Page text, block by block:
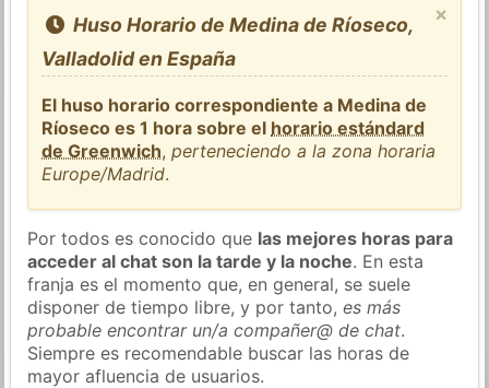
×
Huso Horario de Medina de Ríoseco,
Valladolid en España
El huso horario correspondiente a Medina de
Ríoseco es 1 hora sobre el horario estándard
de Greenwich,perteneciendo a la zona horaria
Europe/Madrid.
Por todos es conocido que las mejores horas para
acceder al chat son la tarde y la noche. En esta
franja es el momento que, en general, se suele
disponer de tiempo libre, y por tanto,es más
probable encontrar un/a compañer@ de chat.
Siempre es recomendable buscar las horas de
mayor afluencia de usuarios.